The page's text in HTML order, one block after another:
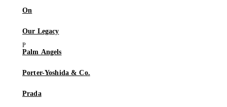
On
Our Legacy
Palm Angels
Porter-Yoshida & Co.
Prada